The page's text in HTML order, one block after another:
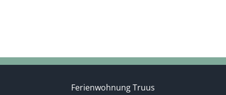
Ferienwohnung Truus